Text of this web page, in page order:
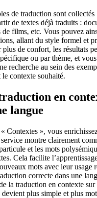
de traduction sont collectés
de textes déjà traduits :
films, etc. Vous pouvez
allant du style formel et
de confort, les résultats
ou par thème, et
recherche au sein des
contexte souhaité.
en
langue
Contextes », vous
montre clairement
et les mots
Cela facilite
mots avec leur usage
correcte dans une
la traduction en contexte
devient plus simple et plus